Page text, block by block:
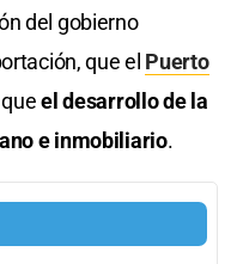
del gobierno
que el Puerto
queel desarrollo de la
e inmobiliario.